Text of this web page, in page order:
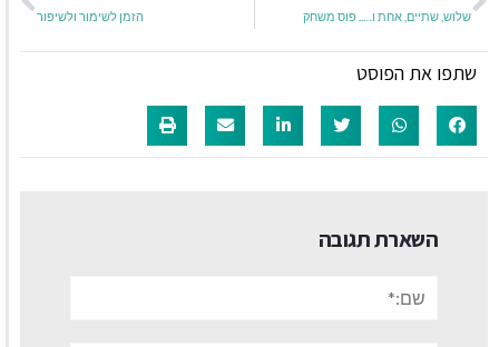
שלוש, שתיים, אחת ו….. פוס משחק הזמן לשימור ולשיפור
שתפו את הפוסט
השארת תגובה